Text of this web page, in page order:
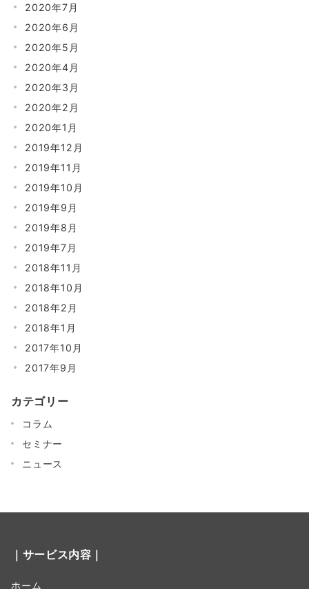
2020年7月
2020年6月
2020年5月
2020年4月
2020年3月
2020年2月
2020年1月
2019年12月
2019年11月
2019年10月
2019年9月
2019年8月
2019年7月
2018年11月
2018年10月
2018年2月
2018年1月
2017年10月
2017年9月
カテゴリー
コラム
セミナー
ニュース
｜サービス内容｜
ホーム